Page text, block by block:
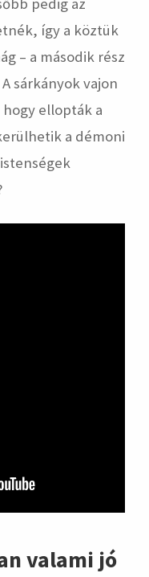
így a köztük
– a második rész
sárkányok vajon
ellopták a
a démoni
valami jó